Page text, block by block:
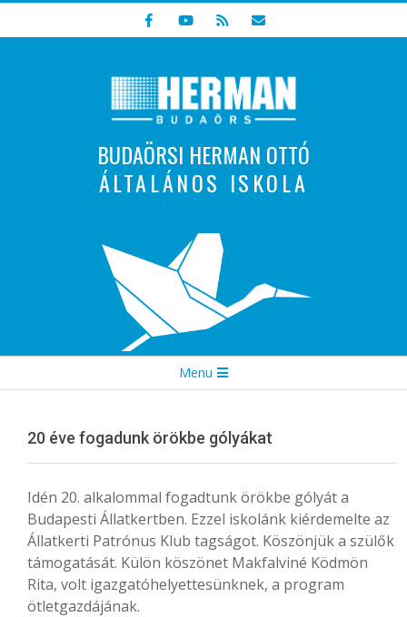
to
BUDAÖRSI HERMAN OTTÓ
ÁLTALÁNOS ISKOLA
Indulunk! Hamarosan újraindul oldalunk!
Menu
20 éve fogadunk örökbe gólyákat
Idén 20. alkalommal fogadtunk örökbe gólyát a
Budapesti Állatkertben. Ezzel iskolánk kiérdemelte az
Állatkerti Patrónus Klub tagságot. Köszönjük a szülők
támogatását. Külön köszönet Makfalviné Ködmön
Rita, volt igazgatóhelyettesünknek, a program
ötletgazdájának.